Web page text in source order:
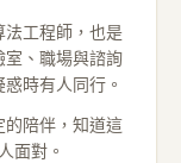
法工程師，也是
室、職場與諮詢
時有人同行。
的陪伴，知道這
面對。